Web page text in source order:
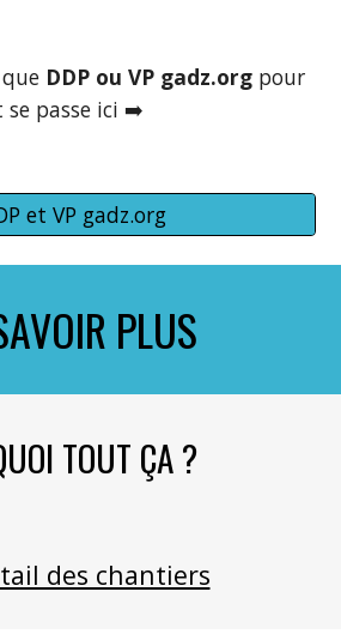
DDP ou VP gadz.org pour
se passe ici ➡️
et VP gadz.org
PLUS
TOUT ÇA ?
des chantiers